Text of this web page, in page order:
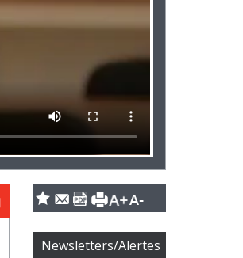
Newsletters/Alertes